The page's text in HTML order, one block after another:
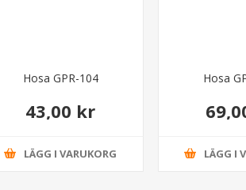
Hosa GPR-104
43,00 kr
LÄGG I VARUKORG
Hosa
LÄGG I